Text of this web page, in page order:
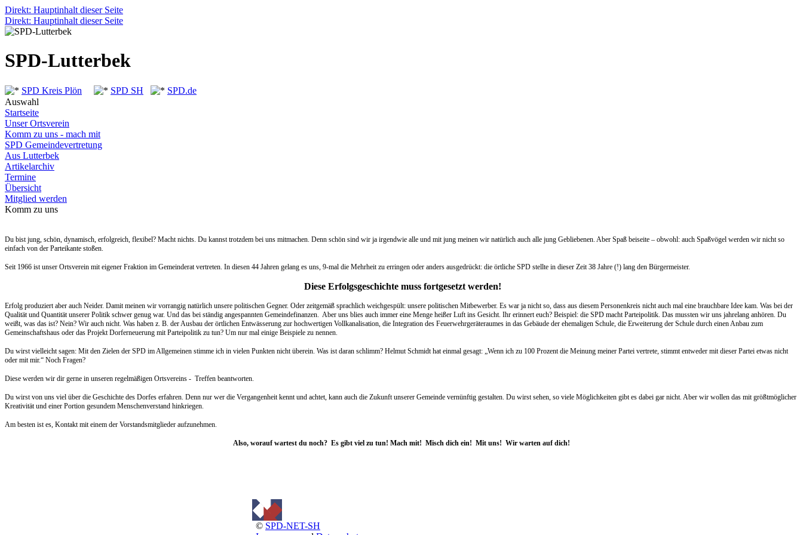
Direkt: Hauptinhalt dieser Seite
Direkt: Hauptinhalt dieser Seite
SPD-Lutterbek
SPD Kreis Plön SPD SH
SPD.de
Auswahl
Startseite
Unser Ortsverein
Komm zu uns - mach mit
SPD Gemeindevertretung
Aus Lutterbek
Artikelarchiv
Termine
Übersicht
Mitglied werden
Komm zu uns
Du bist jung, schön, dynamisch, erfolgreich, flexibel? Macht nichts. Du kannst trotzdem bei uns mitmachen. Denn schön sind wir ja irgendwie alle und mit jung meinen wir natürlich auch alle jung Gebliebenen. Aber Spaß beiseite – obwohl: auch Spaßvögel werden wir nicht so
einfach von der Parteikante stoßen.
Seit 1966 ist unser Ortsverein mit eigener Fraktion im Gemeinderat vertreten. In diesen 44 Jahren gelang es uns, 9-mal die Mehrheit zu erringen oder anders ausgedrückt: die örtliche SPD stellte in dieser Zeit 38 Jahre (!) lang den Bürgermeister.
Diese Erfolgsgeschichte muss fortgesetzt werden!
Erfolg produziert aber auch Neider. Damit meinen wir vorrangig natürlich unsere politischen Gegner. Oder zeitgemäß sprachlich weichgespült: unsere politischen Mitbewerber. Es war ja nicht so, dass aus diesem Personenkreis nicht auch mal eine brauchbare Idee kam. Was bei der
Qualität und Quantität unserer Politik schwer genug war. Und das bei ständig angespannten Gemeindefinanzen. Aber uns blies auch immer eine Menge heißer Luft ins Gesicht. Ihr erinnert euch? Beispiel: die SPD macht Parteipolitik. Das mussten wir uns jahrelang anhören. Du
weißt, was das ist? Nein? Wir auch nicht. Was haben z. B. der Ausbau der örtlichen Entwässerung zur hochwertigen Vollkanalisation, die Integration des Feuerwehrgeräteraumes in das Gebäude der ehemaligen Schule, die Erweiterung der Schule durch einen Anbau zum
Gemeinschaftshaus oder das Projekt Dorferneuerung mit Parteipolitik zu tun? Um nur mal einige Beispiele zu nennen.
Du wirst vielleicht sagen: Mit den Zielen der SPD im Allgemeinen stimme ich in vielen Punkten nicht überein. Was ist daran schlimm? Helmut Schmidt hat einmal gesagt: „Wenn ich zu 100 Prozent die Meinung meiner Partei vertrete, stimmt entweder mit dieser Partei etwas nicht
oder mit mir.“ Noch Fragen?
Diese werden wir dir gerne in unseren regelmäßigen Ortsvereins - Treffen beantworten.
Du wirst von uns viel über die Geschichte des Dorfes erfahren. Denn nur wer die Vergangenheit kennt und achtet, kann auch die Zukunft unserer Gemeinde vernünftig gestalten. Du wirst sehen, so viele Möglichkeiten gibt es dabei gar nicht. Aber wir wollen das mit größtmöglicher
Kreativität und einer Portion gesundem Menschenverstand hinkriegen.
Am besten ist es, Kontakt mit einem der Vorstandsmitglieder aufzunehmen.
Also, worauf wartest du noch? Es gibt viel zu tun! Mach mit! Misch dich ein! Mit uns! Wir warten auf dich!
© SPD-NET-SH